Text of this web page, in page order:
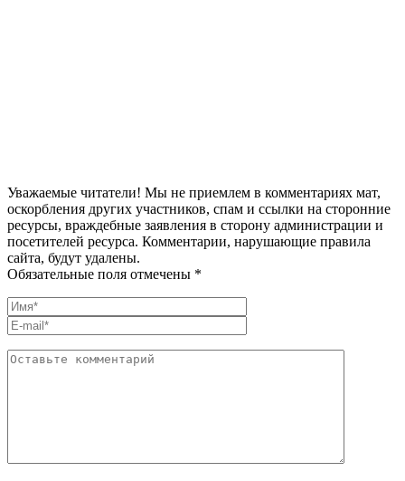
Уважаемые читатели! Мы не приемлем в комментариях мат,
оскорбления других участников, спам и ссылки на сторонние
ресурсы, враждебные заявления в сторону администрации и
посетителей ресурса. Комментарии, нарушающие правила
сайта, будут удалены.
Обязательные поля отмечены *